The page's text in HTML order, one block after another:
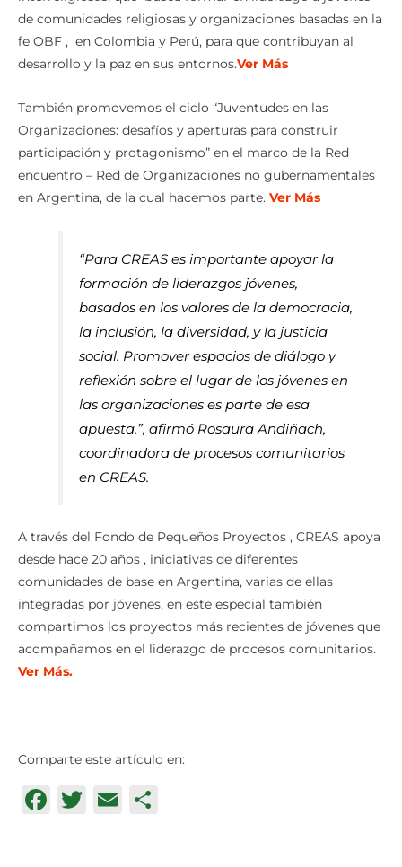
de comunidades religiosas y organizaciones basadas en la
fe OBF , en Colombia y Perú, para que contribuyan al
desarrollo y la paz en sus entornos.Ver Más
También promovemos el ciclo “Juventudes en las
Organizaciones: desafíos y aperturas para construir
participación y protagonismo” en el marco de la Red
encuentro – Red de Organizaciones no gubernamentales
en Argentina, de la cual hacemos parte. Ver Más
“Para CREAS es importante apoyar la
formación de liderazgos jóvenes,
basados en los valores de la democracia,
la inclusión, la diversidad, y la justicia
social. Promover espacios de diálogo y
reflexión sobre el lugar de los jóvenes en
las organizaciones es parte de esa
apuesta.”, afirmó Rosaura Andiñach,
coordinadora de procesos comunitarios
en CREAS.
A través del Fondo de Pequeños Proyectos , CREAS apoya
desde hace 20 años , iniciativas de diferentes
comunidades de base en Argentina, varias de ellas
integradas por jóvenes, en este especial también
compartimos los proyectos más recientes de jóvenes que
acompañamos en el liderazgo de procesos comunitarios.
Ver Más.
Comparte este artículo en:
Facebook
Twitter
Email